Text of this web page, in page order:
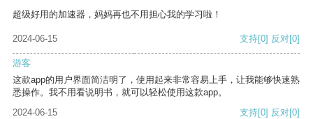
超级好用的加速器，妈妈再也不用担心我的学习啦！
2024-06-15 支持[0] 反对[0]
游客
这款app的用户界面简洁明了，使用起来非常容易上手，让我能够快速熟
悉操作。我不用看说明书，就可以轻松使用这款app。
2024-06-15
支持[0] 反对[0]